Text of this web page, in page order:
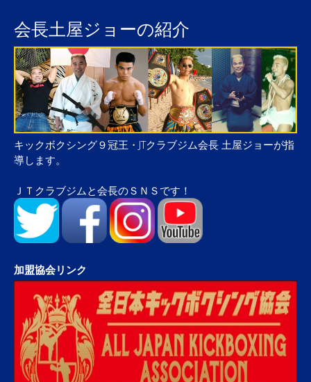
会長土屋ジョーの紹介
キックボクシング９冠王・JTクラブジム会長 土屋ジョーが指
導します。
ＪＴクラブジムと会長のＳＮＳです！
加盟協会リンク